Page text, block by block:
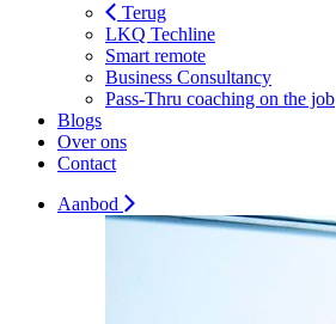
Terug
LKQ Techline
Smart remote
Business Consultancy
Pass-Thru coaching on the job
Blogs
Over ons
Contact
Aanbod